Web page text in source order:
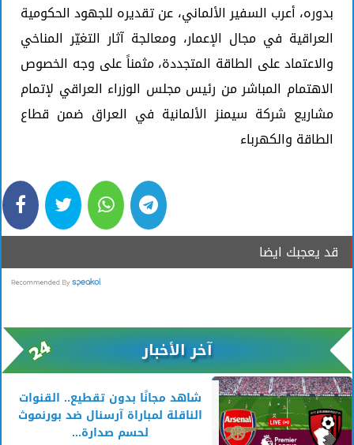
بدوره، أعرب السفير الألماني، عن تقديره للجهود الحكومية
العراقية في مجال الإعمار، ومعالجة آثار التغيّر المناخي
والاعتماد على الطاقة المتجددة، مثمناً على وجه الخصوص
الاهتمام المباشر من رئيس مجلس الوزراء العراقي لإتمام
مشاريع شركة سيمنز الألمانية في العراق ضمن قطاع
الطاقة والكهرباء
قد يعجبك ايضا
آخر الأخبار
شاهد مجانًا بدون تقطيع.. القنوات
الناقلة لمباراة آرسنال ضد بورنموث
لحسم صدارة...